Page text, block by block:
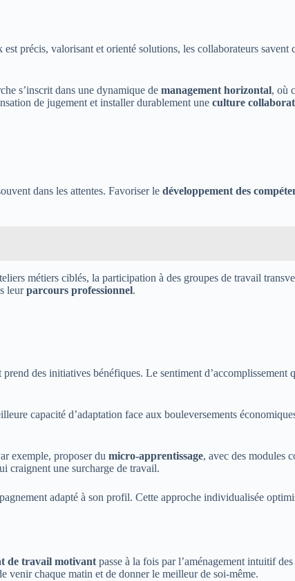
précis, valorisant et orienté solutions, les collaborateurs
s’inscrit dans une dynamique de management horizontal, où
de jugement et installer durablement une culture
dans les attentes. Favoriser le développement des
métiers ciblés, la participation à des groupes de travail
leurparcours professionnel.
des initiatives bénéfiques. Le sentiment d’accomplissement
capacité d’adaptation face aux bouleversements
exemple, proposer du micro-apprentissage, avec des modules
craignent une surcharge de travail.
adapté à son profil. Cette approche individualisée
de travail motivant passe à la fois par l’aménagement intuitif
venir chaque matin et de donner le meilleur de soi-même.